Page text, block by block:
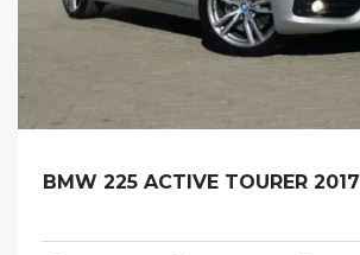
BMW 225 ACTIVE TOURER 2017